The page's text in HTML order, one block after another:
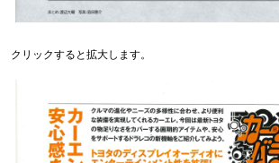
クリックすると拡大します。